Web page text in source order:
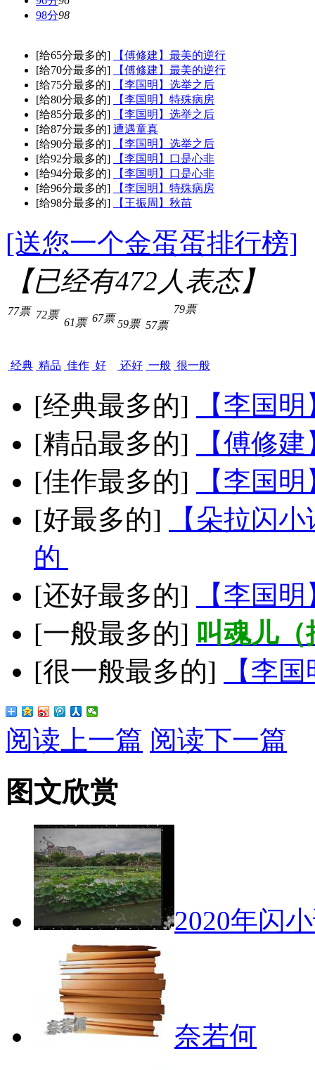
98分98
[给65分最多的]
【傅修建】最美的逆行
[给70分最多的]
【傅修建】最美的逆行
[给75分最多的]
【李国明】选举之后
[给80分最多的]
【李国明】特殊病房
[给85分最多的]
【李国明】选举之后
[给87分最多的] 遭遇童真
[给90分最多的]
【李国明】选举之后
[给92分最多的]
【李国明】口是心非
[给94分最多的]
【李国明】口是心非
[给96分最多的]
【李国明】特殊病房
[给98分最多的]
【王振周】秋苗
[送您一个金蛋蛋排行榜]
【已经有472人表态】
77票
经典
72票
精品
61票
佳作
67票
好
59票
还好
57票
一般
79票
很一般
[经典最多的]
【李国
[精品最多的]
【傅修
[佳作最多的]
【李国
[好最多的]
【朵拉闪
的
[还好最多的]
【李国
[一般最多的] 叫魂儿
[很一般最多的]
【李
阅读上一篇 阅读下一篇
图文欣赏
2020年闪
奈若何